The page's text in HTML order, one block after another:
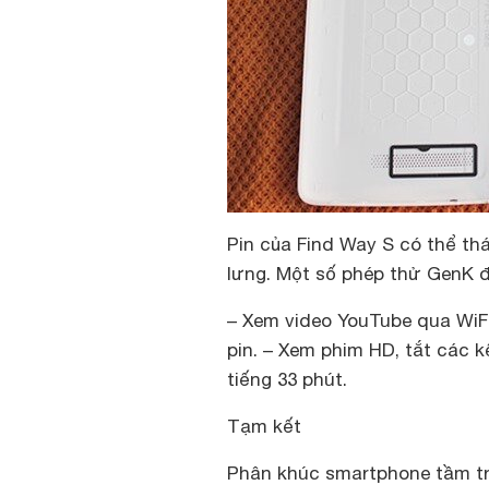
Pin của Find Way S có thể
lưng. Một số phép thử GenK
– Xem video YouTube qua
pin. – Xem phim HD, tắt các
tiếng 33 phút.
Tạm kết
Phân khúc smartphone tầm